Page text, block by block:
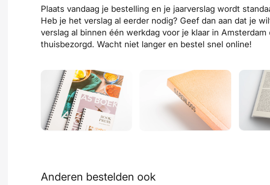
Plaats vandaag je bestelling en je jaarverslag wordt
Heb je het verslag al eerder nodig? Geef dan aan dat je
verslag al binnen één werkdag voor je klaar in Amsterdam
thuisbezorgd. Wacht niet langer en bestel snel online!
Anderen bestelden ook